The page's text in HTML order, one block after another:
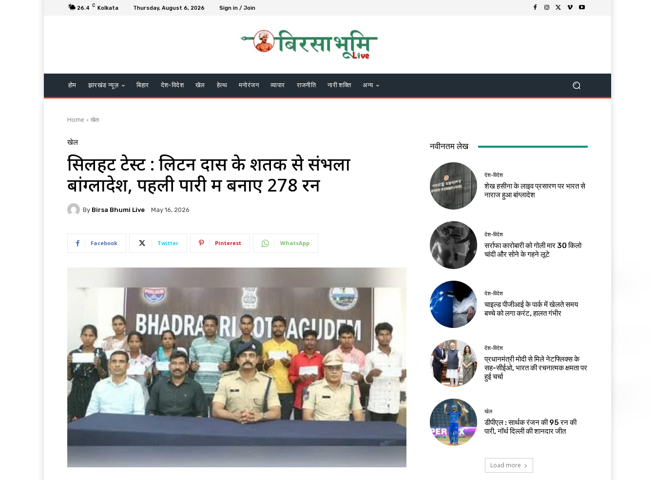
26.4 C Kolkata Thursday, August 6, 2026 Sign in / Join
होम झारखंड न्यूज़ बिहार देश-विदेश खेल हेल्थ मनोरंजन व्यापार राजनीति नारी शक्ति अन्य
Home खेल
खेल
सिलहट टेस्ट : लिटन दास के शतक से संभला
बांग्लादेश, पहली पारी में बनाए 278 रन
By Birsa Bhumi Live May 16, 2026
Facebook Twitter Pinterest WhatsApp
नवीनतम लेख
देश-विदेश
शेख हसीना के लाइव प्रसारण पर भारत से
नाराज हुआ बांग्लादेश
देश-विदेश
सर्राफा कारोबारी को गोली मार 30 किलो
चांदी और सोने के गहने लूटे
देश-विदेश
चाइल्ड पीजीआई के पार्क में खेलते समय
बच्चे को लगा करंट, हालत गंभीर
देश-विदेश
प्रधानमंत्री मोदी से मिले नेटफ्लिक्स के
सह-सीईओ, भारत की रचनात्मक क्षमता पर
हुई चर्चा
खेल
डीपीएल : सार्थक रंजन की 95 रन की
पारी, नॉर्थ दिल्ली की शानदार जीत
Load more